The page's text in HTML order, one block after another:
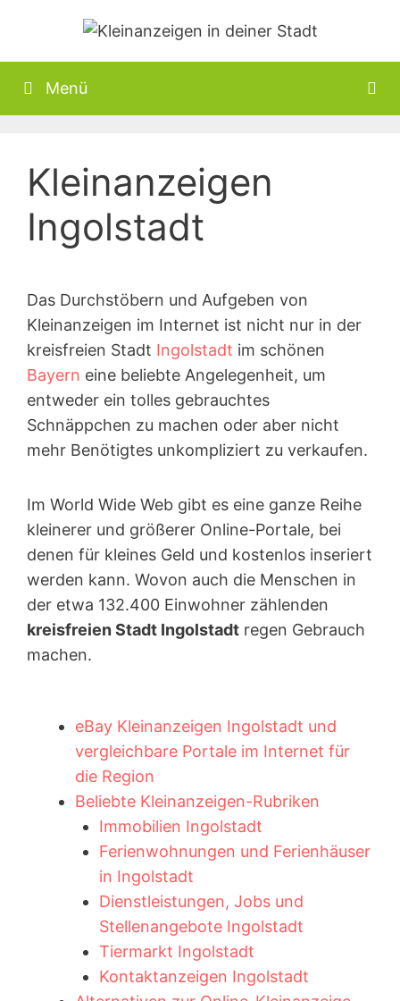
springen
Menü
Kleinanzeigen
Ingolstadt
Das Durchstöbern und Aufgeben von
Kleinanzeigen im Internet ist nicht nur in der
kreisfreien Stadt Ingolstadt im schönen
Bayern eine beliebte Angelegenheit, um
entweder ein tolles gebrauchtes
Schnäppchen zu machen oder aber nicht
mehr Benötigtes unkompliziert zu verkaufen.
Im World Wide Web gibt es eine ganze Reihe
kleinerer und größerer Online-Portale, bei
denen für kleines Geld und kostenlos inseriert
werden kann. Wovon auch die Menschen in
der etwa 132.400 Einwohner zählenden
kreisfreien Stadt Ingolstadt regen Gebrauch
machen.
eBay Kleinanzeigen Ingolstadt und
vergleichbare Portale im Internet für
die Region
Beliebte Kleinanzeigen-Rubriken
Immobilien Ingolstadt
Ferienwohnungen und Ferienhäuser
in Ingolstadt
Dienstleistungen, Jobs und
Stellenangebote Ingolstadt
Tiermarkt Ingolstadt
Kontaktanzeigen Ingolstadt